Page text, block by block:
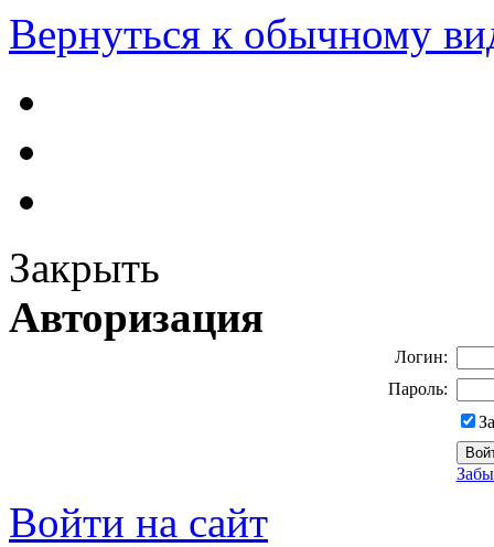
Вернуться к обычному
Закрыть
Авторизация
Логин:
Пароль:
Войти на сайт